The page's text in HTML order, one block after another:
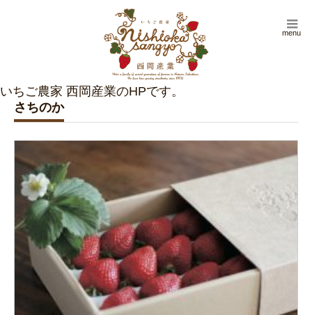
menu
さちのか